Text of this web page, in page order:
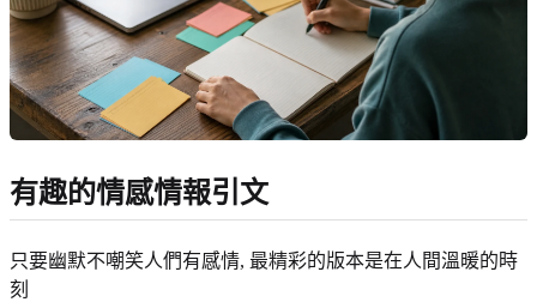
有趣的情感情報引文
只要幽默不嘲笑人們有感情, 最精彩的版本是在人間溫暖的時
刻